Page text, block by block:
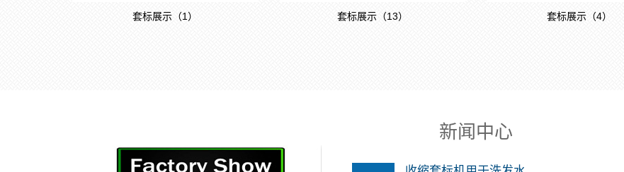
套标展示（1） 套标展示（13） 套标展示（4）
新闻中心